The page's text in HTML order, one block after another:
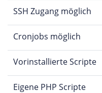
SSH Zugang möglich
Cronjobs möglich
Vorinstallierte Scripte
Eigene PHP Scripte